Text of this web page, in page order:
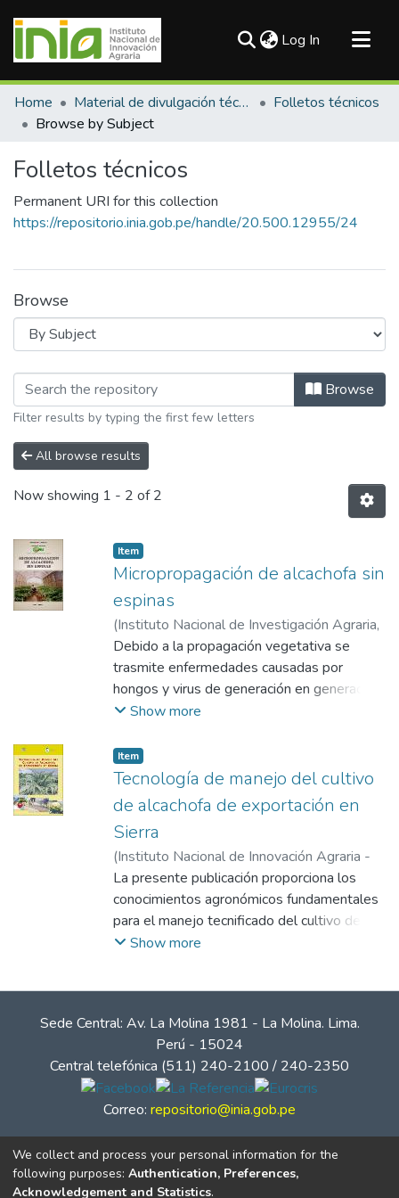
Log In (current)
Communities & Collections
All of DSpace
Home Material de divulgación técnica
Folletos técnicos
Browse by Subject
Folletos técnicos
Permanent URI for this collection
https://repositorio.inia.gob.pe/handle/20.500.12955/24
Browse
Browsing Folletos técnicos byBrowse
Filter results by typing the first few letters
All browse results
Now showing 1 - 2 of 2
Item
Micropropagación de alcachofa sin
espinas
(Instituto Nacional de Investigación Agraria,
2000-10 )Olivera Soto, Julio A.
Debido a la propagación vegetativa se
trasmite enfermedades causadas por
hongos y virus de generación en generación,
que reducen los rendimientos y calidad del
presenta cuando se emplea semilla en
algunas variedades es la diversidad en
forma y calidad de cabezuelas. Ante estos
problemas se tiene como alternativa la
micropropagación a partir del cultivo de
meristemas el cual nos permite obtener
material libre de patógenos y
genéticamente idéntico. Esta labor se lleva
a cabo en condiciones artificiales de
laboratorios sin depender de los factores
Show more
Item
Tecnología de manejo del cultivo
de alcachofa de exportación en
Sierra
(Instituto Nacional de Innovación Agraria -
INIA,2015-04)Pariona Meza, Edwin
La presente publicación proporciona los
conocimientos agronómicos fundamentales
para el manejo tecnificado del cultivo de
alcachofa sin espinas en sierra con fines de
Show more
Sede Central: Av. La Molina 1981 - La Molina. Lima.
Perú - 15024
Central telefónica (511) 240-2100 / 240-2350
Correo: repositorio@inia.gob.pe
We collect and process your personal information for the
following purposes: Authentication, Preferences,
Acknowledgement and Statistics.